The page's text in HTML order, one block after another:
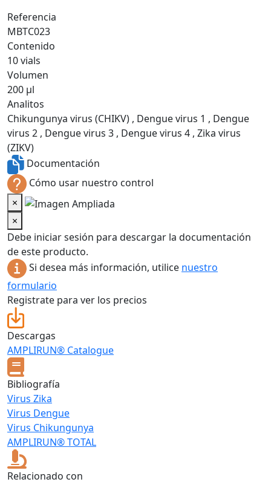
Referencia
MBTC023
Contenido
10 vials
Volumen
200 µl
Analitos
Chikungunya virus (CHIKV) , Dengue virus 1 , Dengue
virus 2 , Dengue virus 3 , Dengue virus 4 , Zika virus
(ZIKV)
Documentación
Cómo usar nuestro control
×
×
Debe iniciar sesión para descargar la documentación
de este producto.
Si desea más información, utilice nuestro
formulario
Registrate para ver los precios
Descargas
AMPLIRUN® Catalogue
Bibliografía
Virus Zika
Virus Dengue
Virus Chikungunya
AMPLIRUN® TOTAL
Relacionado con